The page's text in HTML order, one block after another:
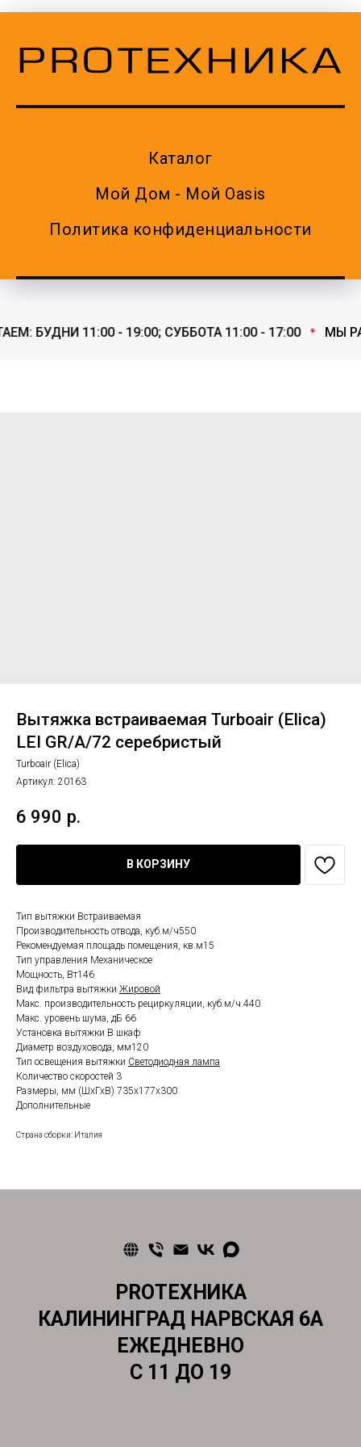
Каталог
Мой Дом - Мой Oasis
Политика конфиденциальности
БУДНИ 11:00 - 19:00; СУББОТА 11:00 - 17:00 МЫ
Вытяжка встраиваемая Turboair (Elica)
LEI GR/A/72 серебристый
Turboair (Elica)
Артикул: 20163
6 990 р.
В КОРЗИНУ
Тип вытяжки Встраиваемая
Производительность отвода, куб.м/ч550
Рекомендуемая площадь помещения, кв.м15
Тип управления Механическое
Мощность, Вт146
Вид фильтра вытяжки Жировой
Макс. производительность рециркуляции, куб.м/ч 440
Макс. уровень шума, дБ 66
Установка вытяжки В шкаф
Диаметр воздуховода, мм120
Тип освещения вытяжки Светодиодная лампа
Количество скоростей 3
Размеры, мм (ШхГхВ) 735x177x300
Дополнительные
Страна сборки: Италия
PROТЕХНИКА
КАЛИНИНГРАД НАРВСКАЯ 6А
ЕЖЕДНЕВНО
С 11 ДО 19